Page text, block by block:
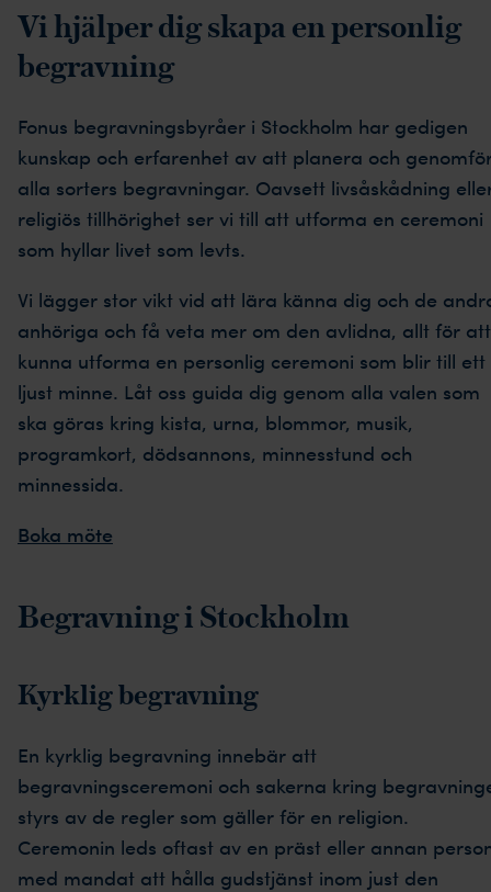
Vi hjälper dig skapa en personlig
begravning
Fonus begravningsbyråer i Stockholm har gedigen
kunskap och erfarenhet av att planera och
alla sorters begravningar. Oavsett livsåskådning
religiös tillhörighet ser vi till att utforma en ceremoni
som hyllar livet som levts.
Vi lägger stor vikt vid att lära känna dig och de
anhöriga och få veta mer om den avlidna, allt för att
kunna utforma en personlig ceremoni som blir till ett
ljust minne. Låt oss guida dig genom alla valen som
ska göras kring kista, urna, blommor, musik,
programkort, dödsannons, minnesstund och
minnessida.
Boka möte
Begravning i Stockholm
Kyrklig begravning
En kyrklig begravning innebär att
begravningsceremoni och sakerna kring
styrs av de regler som gäller för en religion.
Ceremonin leds oftast av en präst eller annan
med mandat att hålla gudstjänst inom just den